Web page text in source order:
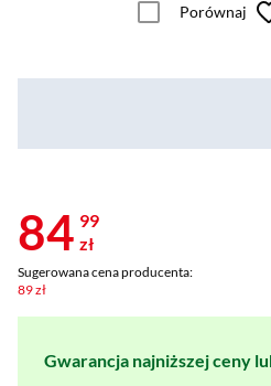
Porównaj
84 99
zł
Sugerowana cena producenta:
89 zł
Gwarancja najniższej ceny